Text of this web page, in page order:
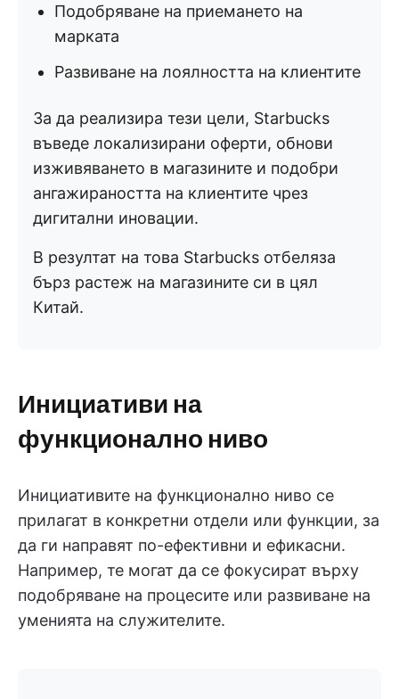
Подобряване на приемането на
марката
Развиване на лоялността на клиентите
За да реализира тези цели, Starbucks
въведе локализирани оферти, обнови
изживяването в магазините и подобри
ангажираността на клиентите чрез
дигитални иновации.
В резултат на това Starbucks отбеляза
бърз растеж на магазините си в цял
Китай.
Инициативи на
функционално ниво
Инициативите на функционално ниво се
прилагат в конкретни отдели или функции, за
да ги направят по-ефективни и ефикасни.
Например, те могат да се фокусират върху
подобряване на процесите или развиване на
уменията на служителите.